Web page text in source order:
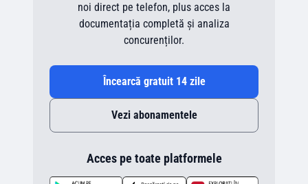
noi direct pe telefon, plus acces la
documentația completă și analiza
concurenților.
Încearcă gratuit 14 zile
Vezi abonamentele
Acces pe toate platformele